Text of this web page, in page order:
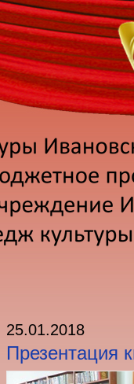
25.01.2018
Презентация